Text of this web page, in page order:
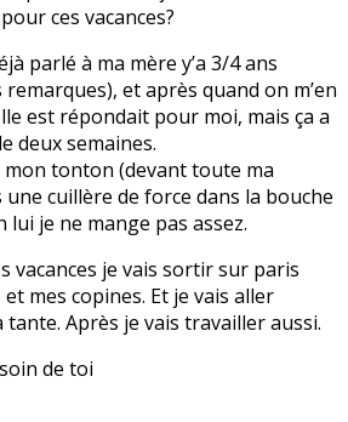
ces vacances?
parlé à ma mère y’a 3/4 ans
et après quand on m’en
est répondait pour moi, mais ça a
deux semaines.
tonton (devant toute ma
une cuillère de force dans la bouche
lui je ne mange pas assez.
vacances je vais sortir sur paris
mes copines. Et je vais aller
tante. Après je vais travailler aussi.
de toi